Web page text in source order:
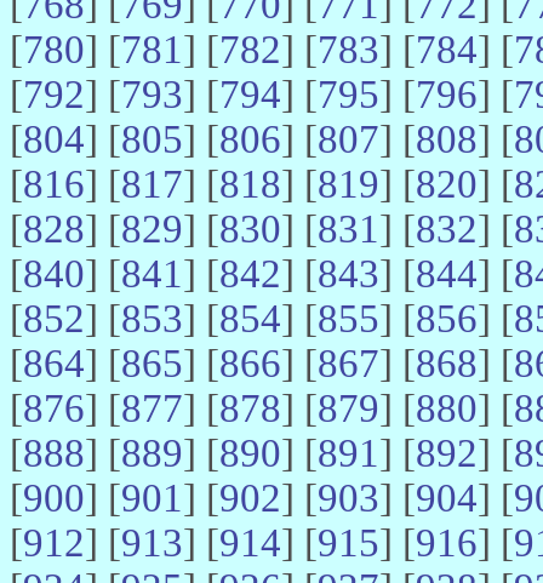
[780] [781] [782] [783] [784] [
[792] [793] [794] [795] [796] [
[804] [805] [806] [807] [808] [
[816] [817] [818] [819] [820] [
[828] [829] [830] [831] [832] [
[840] [841] [842] [843] [844] [
[852] [853] [854] [855] [856] [
[864] [865] [866] [867] [868] [
[876] [877] [878] [879] [880] [
[888] [889] [890] [891] [892] [
[900] [901] [902] [903] [904] [
[912] [913] [914] [915] [916] [